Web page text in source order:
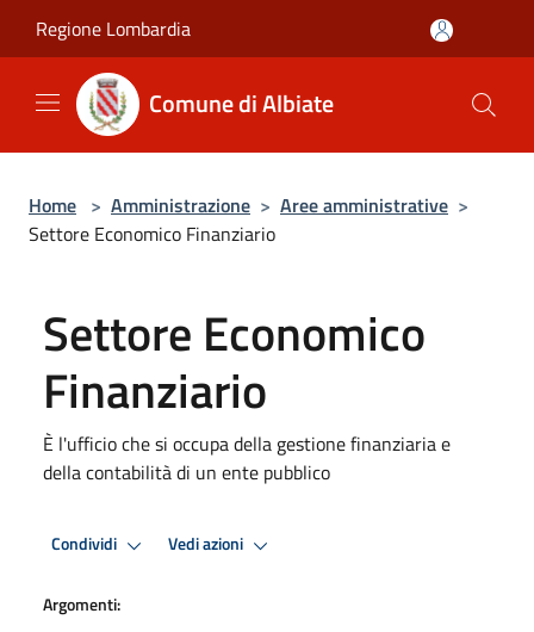
Regione Lombardia
Comune di Albiate
Home > Amministrazione > Aree amministrative >
Settore Economico Finanziario
Settore Economico
Finanziario
È l'ufficio che si occupa della gestione finanziaria e
della contabilità di un ente pubblico
Condividi Vedi azioni
Argomenti: